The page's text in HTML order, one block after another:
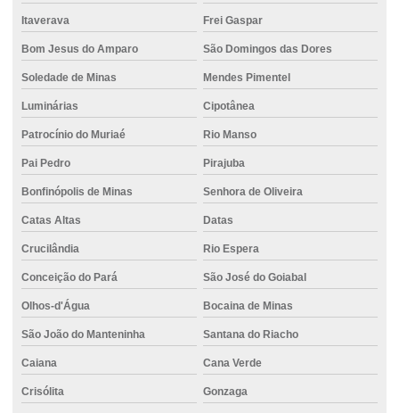
Itaverava Frei Gaspar
Bom Jesus do Amparo São Domingos das Dores
Soledade de Minas Mendes Pimentel
Luminárias Cipotânea
Patrocínio do Muriaé Rio Manso
Pai Pedro Pirajuba
Bonfinópolis de Minas Senhora de Oliveira
Catas Altas Datas
Crucilândia Rio Espera
Conceição do Pará São José do Goiabal
Olhos-d'Água Bocaina de Minas
São João do Manteninha Santana do Riacho
Caiana Cana Verde
Crisólita Gonzaga